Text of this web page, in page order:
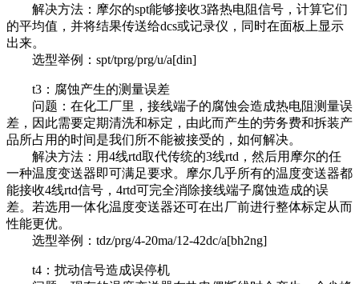
解决方法：摩尔的spt能够接收3路热电阻信号，计算它们
的平均值，并将结果传送给dcs或记录仪，同时在面板上显示
出来。
选型举例：spt/tprg/prg/u/a[din]
t3：腐蚀产生的测量误差
问题：在化工厂里，接线端子的腐蚀会造成热电阻测量误
差，因此需要定期清洗和标定，由此而产生的劳务费和拆装产
品所占用的时间是我们所不能被接受的，如何解决。
解决方法：用4线rtd取代传统的3线rtd，然后用摩尔的任
一种温度变送器即可满足要求。摩尔几乎所有的温度变送器都
能接收4线rtd信号，4rtd可完全消除接线端子腐蚀造成的误
差。若选用一体化温度变送器还可在出厂前进行整体标定从而
性能更优。
选型举例：tdz/prg/4-20ma/12-42dc/a[bh2ng]
t4：扰动信号造成误停机